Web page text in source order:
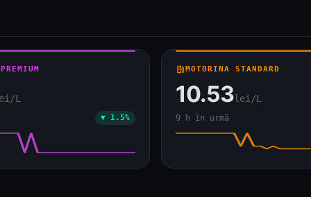
L
▼ 1.5%
local_gas_stationMOTORINA STANDARD
10.53lei/L
9 h în urmă